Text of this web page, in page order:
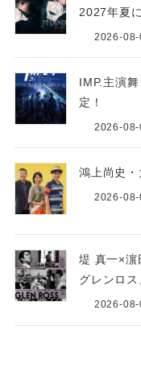
2027年夏
2026-08-
IMP.主演
定！
2026-08-
鴻上尚史
2026-08-
堤 真一×濵
グレンロス
2026-08-